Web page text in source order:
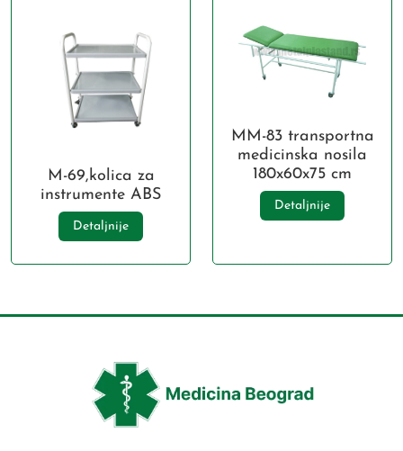
M-69,kolica za
instrumente ABS
Detaljnije
MM-83 transportna
medicinska nosila
180x60x75 cm
Detaljnije